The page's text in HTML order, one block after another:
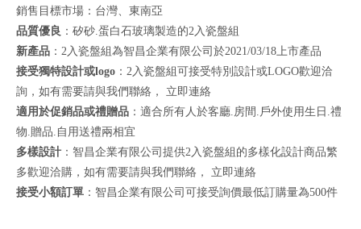
銷售目標市場：台灣、東南亞
品質優良 ：矽砂.蛋白石玻璃製造的2入瓷盤組
新產品 ：2入瓷盤組為智昌企業有限公司於2021/03/18上市產品
接受獨特設計或logo ：2入瓷盤組可接受特別設計或LOGO歡迎洽
詢，如有需要請與我們聯絡， 立即連絡
適用於促銷品或禮贈品 ：適合所有人於客廳.房間.戶外使用生日.禮
物.贈品.自用送禮兩相宜
多樣設計 ：智昌企業有限公司提供2入瓷盤組的多樣化設計商品繁
多歡迎洽購，如有需要請與我們聯絡， 立即連絡
接受小額訂單 ：智昌企業有限公司可接受詢價最低訂購量為500件